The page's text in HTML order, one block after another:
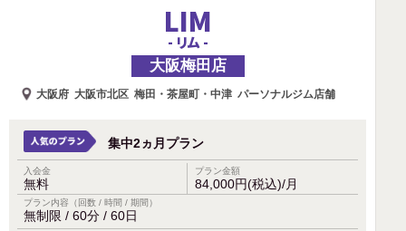
LIM
- リム -
大阪梅田店
大阪府 大阪市北区 梅田・茶屋町・中津 パーソナルジム店舗
集中2ヵ月プラン
入会金
無料
プラン金額
84,000円(税込)/月
プラン内容（回数 / 時間 / 期間）
無制限 / 60分 / 60日